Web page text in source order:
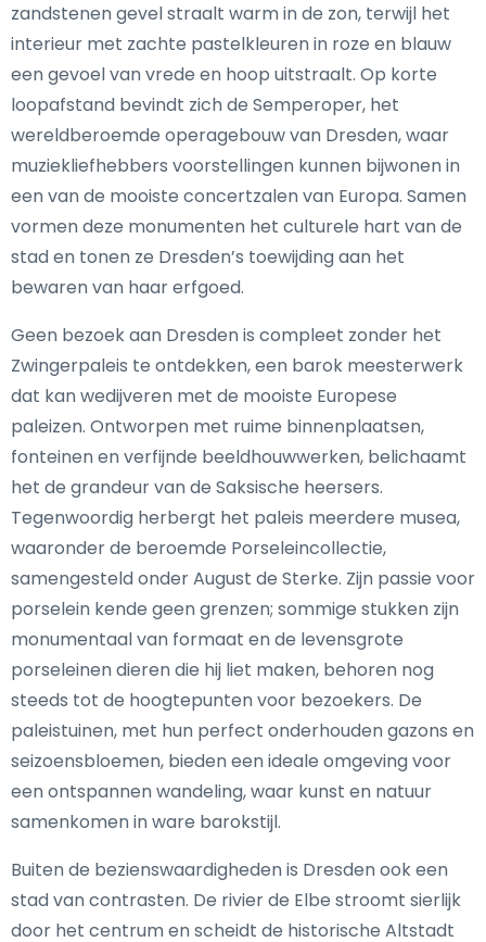
zandstenen gevel straalt warm in de zon, terwijl het
interieur met zachte pastelkleuren in roze en blauw
een gevoel van vrede en hoop uitstraalt. Op korte
loopafstand bevindt zich de Semperoper, het
wereldberoemde operagebouw van Dresden, waar
muziekliefhebbers voorstellingen kunnen bijwonen in
een van de mooiste concertzalen van Europa. Samen
vormen deze monumenten het culturele hart van de
stad en tonen ze Dresden’s toewijding aan het
bewaren van haar erfgoed.
Geen bezoek aan Dresden is compleet zonder het
Zwingerpaleis te ontdekken, een barok meesterwerk
dat kan wedijveren met de mooiste Europese
paleizen. Ontworpen met ruime binnenplaatsen,
fonteinen en verfijnde beeldhouwwerken, belichaamt
het de grandeur van de Saksische heersers.
Tegenwoordig herbergt het paleis meerdere musea,
waaronder de beroemde Porseleincollectie,
samengesteld onder August de Sterke. Zijn passie voor
porselein kende geen grenzen; sommige stukken zijn
monumentaal van formaat en de levensgrote
porseleinen dieren die hij liet maken, behoren nog
steeds tot de hoogtepunten voor bezoekers. De
paleistuinen, met hun perfect onderhouden gazons en
seizoensbloemen, bieden een ideale omgeving voor
een ontspannen wandeling, waar kunst en natuur
samenkomen in ware barokstijl.
Buiten de bezienswaardigheden is Dresden ook een
stad van contrasten. De rivier de Elbe stroomt sierlijk
door het centrum en scheidt de historische Altstadt